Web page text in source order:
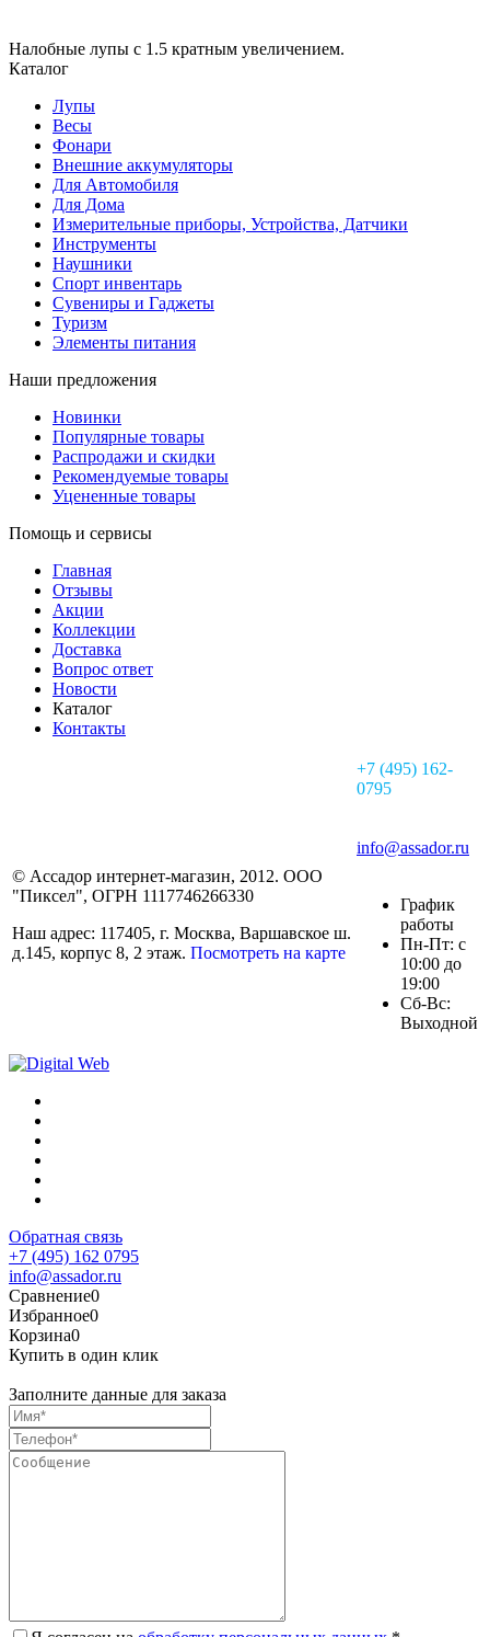
Налобные лупы с 1.5 кратным увеличением.
Каталог
Лупы
Весы
Фонари
Внешние аккумуляторы
Для Автомобиля
Для Дома
Измерительные приборы, Устройства, Датчики
Инструменты
Наушники
Спорт инвентарь
Сувениры и Гаджеты
Туризм
Элементы питания
Наши предложения
Новинки
Популярные товары
Распродажи и скидки
Рекомендуемые товары
Уцененные товары
Помощь и сервисы
Главная
Отзывы
Акции
Коллекции
Доставка
Вопрос ответ
Новости
Каталог
Контакты
© Ассадор интернет-магазин, 2012. ООО
"Пиксел", ОГРН 1117746266330
Наш адрес: 117405, г. Москва, Варшавское ш.
д.145, корпус 8, 2 этаж. Посмотреть на карте
+7 (495) 162-
0795
info@assador.ru
График
работы
Пн-Пт: с
10:00 до
19:00
Сб-Вс:
Выходной
Обратная связь
+7 (495) 162 0795
info@assador.ru
Сравнение0
Избранное0
Корзина0
Купить в один клик
Заполните данные для заказа